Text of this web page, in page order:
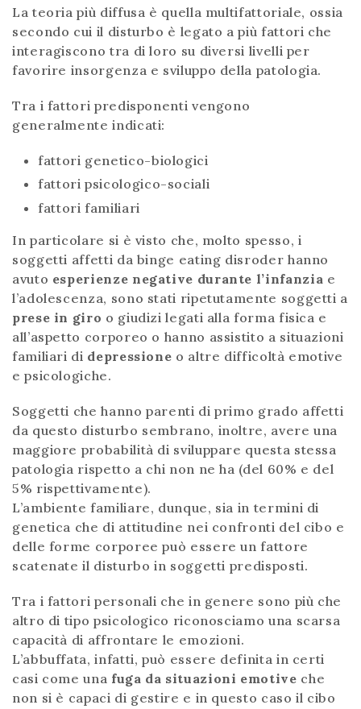
La teoria più diffusa è quella multifattoriale, ossia
secondo cui il disturbo è legato a più fattori che
interagiscono tra di loro su diversi livelli per
favorire insorgenza e sviluppo della patologia.
Tra i fattori predisponenti vengono
generalmente indicati:
fattori genetico-biologici
fattori psicologico-sociali
fattori familiari
In particolare si è visto che, molto spesso, i
soggetti affetti da binge eating disroder hanno
avuto esperienze negative durante l’infanzia e
l’adolescenza, sono stati ripetutamente soggetti a
prese in giro o giudizi legati alla forma fisica e
all’aspetto corporeo o hanno assistito a situazioni
familiari di depressione o altre difficoltà emotive
e psicologiche.
Soggetti che hanno parenti di primo grado affetti
da questo disturbo sembrano, inoltre, avere una
maggiore probabilità di sviluppare questa stessa
patologia rispetto a chi non ne ha (del 60% e del
5% rispettivamente).
L’ambiente familiare, dunque, sia in termini di
genetica che di attitudine nei confronti del cibo e
delle forme corporee può essere un fattore
scatenate il disturbo in soggetti predisposti.
Tra i fattori personali che in genere sono più che
altro di tipo psicologico riconosciamo una scarsa
capacità di affrontare le emozioni.
L’abbuffata, infatti, può essere definita in certi
casi come una fuga da situazioni emotive che
non si è capaci di gestire e in questo caso il cibo